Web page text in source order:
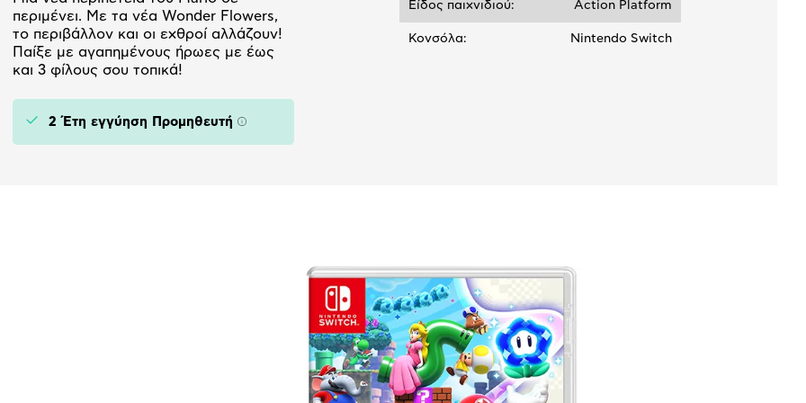
περιμένει. Με τα νέα Wonder Flowers,
το περιβάλλον και οι εχθροί αλλάζουν!
Παίξε με αγαπημένους ήρωες με έως
και 3 φίλους σου τοπικά!
2 Έτη εγγύηση Προμηθευτή Πληροφορίες
Είδος παιχνιδιού: Action Platform
Κονσόλα: Nintendo Switch